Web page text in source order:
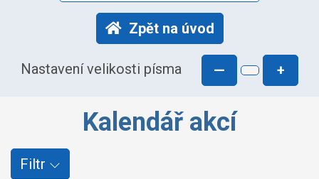
Zpět na úvod
Nastavení velikosti písma — +
Kalendář akcí
Filtr